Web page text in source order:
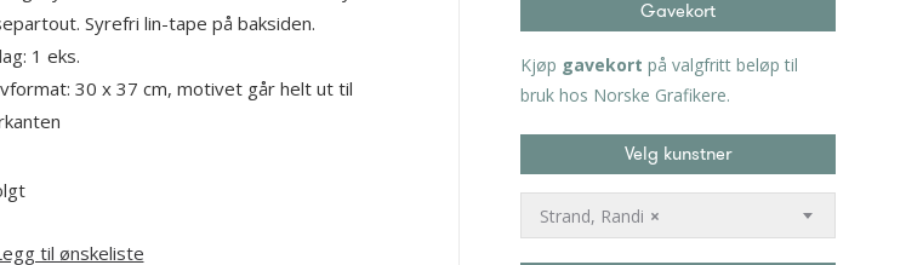
Syrefri lin-tape på baksiden.
1 eks.
30 x 37 cm, motivet går helt ut til
til ønskeliste
Gavekort
Kjøp gavekort på valgfritt beløp til
bruk hos Norske Grafikere.
Velg kunstner
×
Strand, Randi